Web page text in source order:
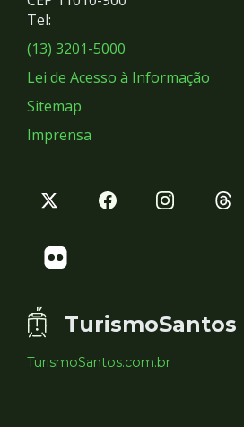
Sociais
Tel:
(13) 3201-5000
Lei de Acesso à Informação
Sitemap
Imprensa
TurismoSantos
TurismoSantos.com.br